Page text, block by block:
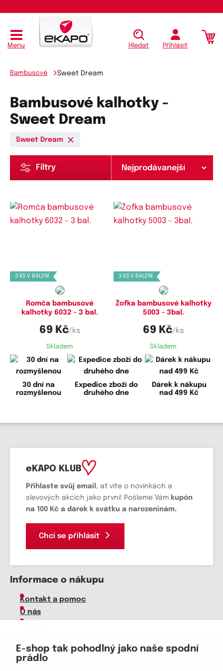
E-shop tak pohodlný jako naše spodní
prádlo
Menu Hledat Přihlásit
Bambusové Sweet Dream
Bambusové kalhotky -
Sweet Dream
Sweet Dream
Filtry
3 KS V BALENÍ
Romča bambusové
kalhotky 6032 - 3 bal.
69 Kč/ks
Skladem
3 KS V BALENÍ
Žofka bambusové kalhotky
5003 - 3bal.
69 Kč/ks
Skladem
30 dní na
rozmyšlenou
Expedice zboží do
druhého dne
Dárek k nákupu
nad 499 Kč
eKAPO KLUB
Přihlaste svůj email , ať víte o novinkách a
slevových akcích jako první! Pošleme Vám kupón
na 100 Kč a dárek k svátku a narozeninám.
Chci se přihlásit
Informace o nákupu
Kontakt a pomoc
O nás
Velkoobchod
Vrácení zboží, reklamace